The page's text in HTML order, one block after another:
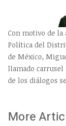
Con motivo de la
Política del
de México,
llamado
de los diálogos
More